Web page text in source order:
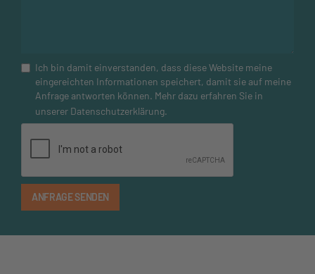
Ich bin damit einverstanden, dass diese Website meine
eingereichten Informationen speichert, damit sie auf meine
Anfrage antworten können. Mehr dazu erfahren Sie in
unserer Datenschutzerklärung.